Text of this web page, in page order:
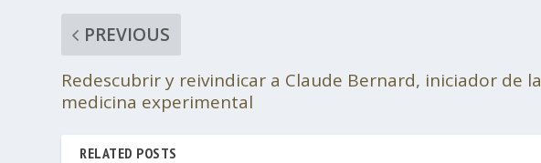
PREVIOUS
Redescubrir y reivindicar a Claude Bernard, iniciador de la
medicina experimental
RELATED POSTS